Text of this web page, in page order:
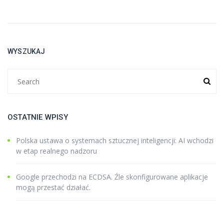
WYSZUKAJ
OSTATNIE WPISY
Polska ustawa o systemach sztucznej inteligencji: AI wchodzi
w etap realnego nadzoru
Google przechodzi na ECDSA. Źle skonfigurowane aplikacje
mogą przestać działać.